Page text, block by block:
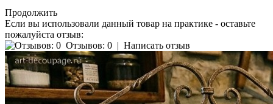
Продолжить
Если вы использовали данный товар на практике - оставьте
пожалуйста отзыв:
Отзывов: 0 | Написать отзыв